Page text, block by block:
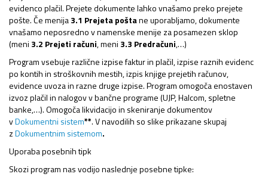
evidenco plačil. Prejete dokumente lahko vnašamo preko prejete
pošte. Če menija3.1 Prejeta poštane uporabljamo, dokumente
vnašamo neposredno v namenske menije za posamezen sklop
(meni 3.2 Prejeti računi, meni 3.3 Predračuni,…)
Program vsebuje različne izpise faktur in plačil, izpise raznih evidenc
po kontih in stroškovnih mestih, izpis knjige prejetih računov,
evidence uvoza in razne druge izpise. Program omogoča enostaven
izvoz plačil in nalogov v bančne programe (UJP, Halcom, spletne
banke,…). Omogoča likvidacijo in skeniranje dokumentov
vDokumentni sistem**. V navodilih so slike prikazane skupaj
zDokumentnim sistemom.
Uporaba posebnih tipk
Skozi program nas vodijo naslednje posebne tipke: